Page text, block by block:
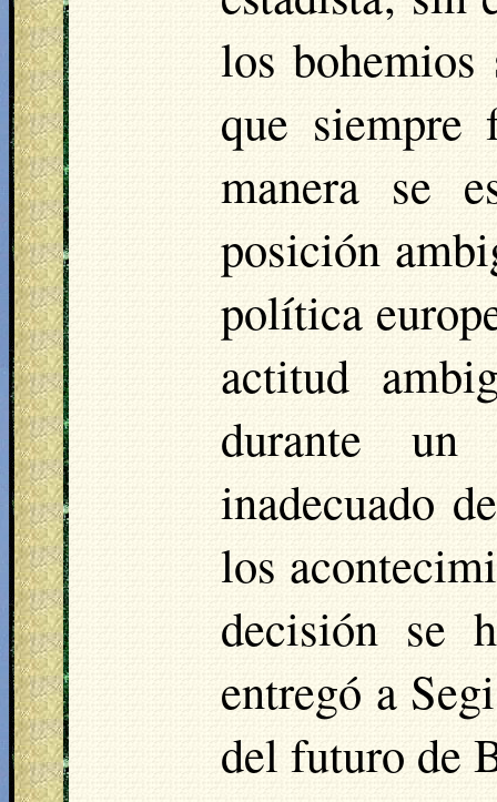
los bohemios
que
manera se
posición
política
actitud
durante
inadecuado
los
decisión se
entregó a
del futuro de